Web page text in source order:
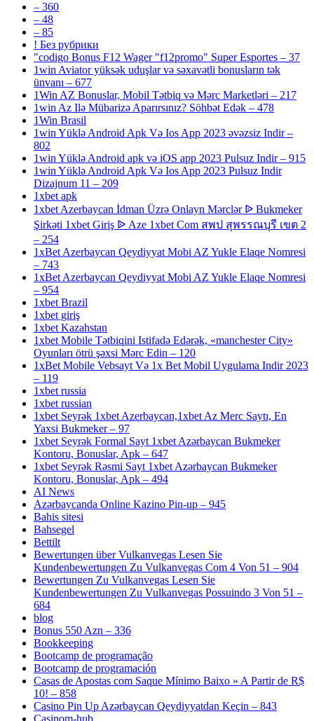
– 360
– 48
– 85
! Без рубрики
"codigo Bonus F12 Wager "f12promo" Super Esportes – 37
1win Aviator yüksək uduşlar və səxavətli bonusların tək
ünvanı – 677
1Win AZ Bonuslar, Mobil Tətbiq və Mərc Marketləri – 217
1win Az Ilə Mübarizə Aparırsınız? Söhbət Edək – 478
1Win Brasil
1win Yüklə Android Apk Və Ios App 2023 əvəzsiz Indir –
802
1win Yüklə Android apk və iOS app 2023 Pulsuz Indir – 915
1win Yüklə Android Apk Və Ios App 2023 Pulsuz Indir
Dizajnum 11 – 209
1xbet apk
1xbet Azerbaycan İdman Üzrə Onlayn Mərclər ᐉ Bukmeker
Şirkəti 1xbet Giriş ᐉ Aze 1xbet Com สพป สุพรรณบุรี เขต 2
– 254
1xBet Azerbaycan Qeydiyyat Mobi AZ Yukle Elaqe Nomresi
– 743
1xBet Azerbaycan Qeydiyyat Mobi AZ Yukle Elaqe Nomresi
– 954
1xbet Brazil
1xbet giriş
1xbet Kazahstan
1xbet Mobile Tətbiqini Istifadə Edərək, «manchester City»
Oyunları ötrü şəxsi Mərc Edin – 120
1xBet Mobile Vebsayt Və 1x Bet Mobil Uygulama Indir 2023
– 119
1xbet russia
1xbet russian
1xbet Seyrək 1xbet Azerbaycan,1xbet Az Merc Saytı, En
Yaxsi Bukmeker – 97
1xbet Seyrək Formal Sayt 1xbet Azərbaycan Bukmeker
Kontoru, Bonuslar, Apk – 647
1xbet Seyrək Rəsmi Sayt 1xbet Azərbaycan Bukmeker
Kontoru, Bonuslar, Apk – 494
AI News
Azərbaycanda Online Kazino Pin-up – 945
Bahis sitesi
Bahsegel
Bettilt
Bewertungen über Vulkanvegas Lesen Sie
Kundenbewertungen Zu Vulkanvegas Com 4 Von 51 – 904
Bewertungen Zu Vulkanvegas Lesen Sie
Kundenbewertungen Zu Vulkanvegas Possuindo 3 Von 51 –
684
blog
Bonus 550 Azn – 336
Bookkeeping
Bootcamp de programação
Bootcamp de programación
Casas de Apostas com Saque Mínimo Baixo » A Partir de R$
10! – 858
Casino Pin Up Azərbaycan Qeydiyyatdan Keçin – 843